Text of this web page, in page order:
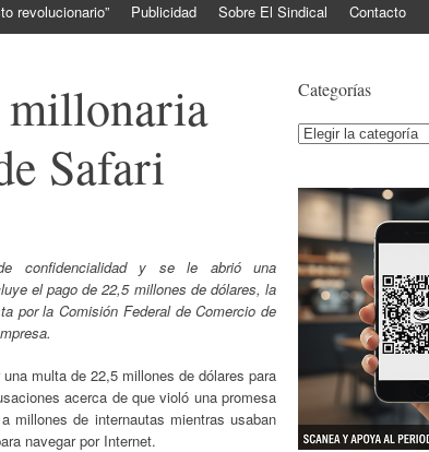
revolucionario” Publicidad Sobre El Sindical Contacto
millonaria
Safari
confidencialidad y se le abrió una
el pago de 22,5 millones de dólares, la
por la Comisión Federal de Comercio de
multa de 22,5 millones de dólares para
acerca de que violó una promesa
millones de internautas mientras usaban
navegar por Internet.
Categorías
Categorías